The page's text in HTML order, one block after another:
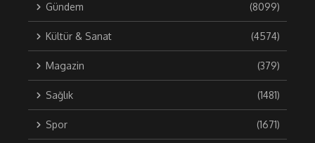
Gündem (8099)
Kültür & Sanat (4574)
Magazin (379)
Sağlık (1481)
Spor (1671)